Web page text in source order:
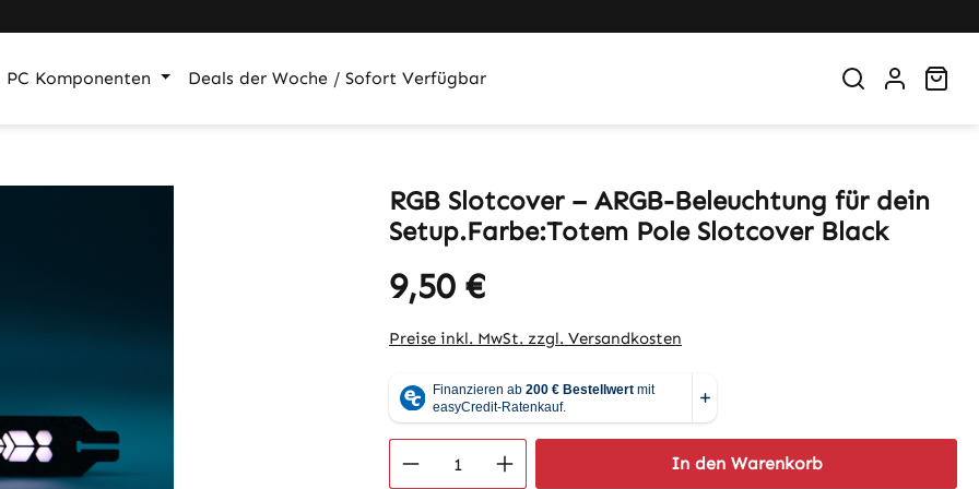
PC Komponenten Deals der Woche / Sofort Verfügbar
RGB Slotcover – ARGB-Beleuchtung für dein
Setup.Farbe:Totem Pole Slotcover Black
Regulärer Preis:
9,50 €
Preise inkl. MwSt. zzgl. Versandkosten
Produkt Anzahl: Gib den gewünschten Wert
In den Warenkorb